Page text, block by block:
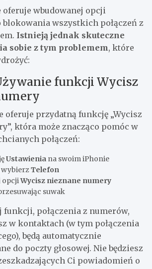
oferuje wbudowanej opcji
blokowania wszystkich połączeń z
Istnieją jednak skuteczne
sobie z tym problemem, które
funkcji Wycisz
oferuje przydatną funkcję „Wycisz
która może znacząco pomóc w
połączeń:
Ustawienia na swoim iPhonie
wybierzTelefon
opcjiWycisz nieznane numery
suwak
funkcji, połączenia z numerów,
w kontaktach (w tym połączenia
będą automatycznie
do poczty głosowej. Nie będziesz
Ci powiadomień o